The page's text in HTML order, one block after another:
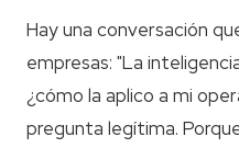
Hay una conversación
empresas: "La
¿cómo la aplico a mi
pregunta legítima.